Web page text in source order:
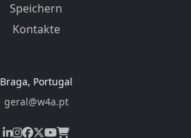
Speichern
Kontakte
Braga, Portugal
geral@w4a.pt